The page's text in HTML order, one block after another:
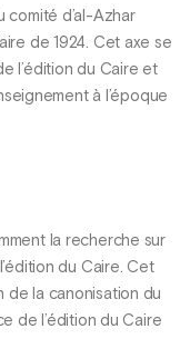
comité d’al-Azhar
de 1924. Cet axe se
l’édition du Caire et
à l’époque
la recherche sur
du Caire. Cet
de la canonisation du
de l’édition du Caire